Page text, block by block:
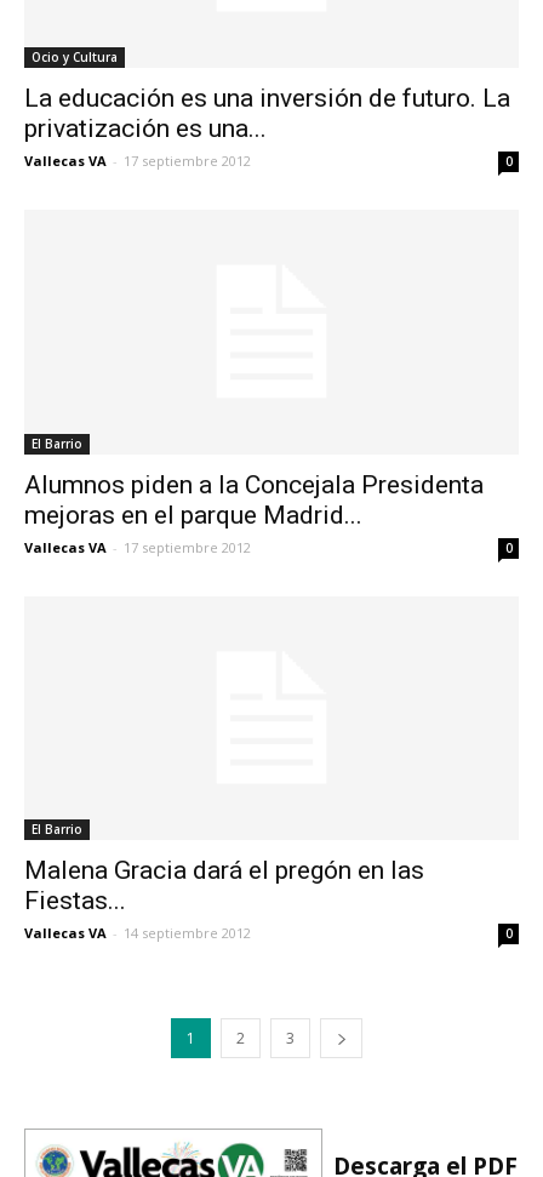
Ocio y Cultura
La educación es una inversión de futuro. La
privatización es una...
Vallecas VA - 17 septiembre 2012 0
El Barrio
Alumnos piden a la Concejala Presidenta
mejoras en el parque Madrid...
Vallecas VA - 17 septiembre 2012 0
El Barrio
Malena Gracia dará el pregón en las
Fiestas...
Vallecas VA - 14 septiembre 2012 0
1 2 3
Descarga el PDF